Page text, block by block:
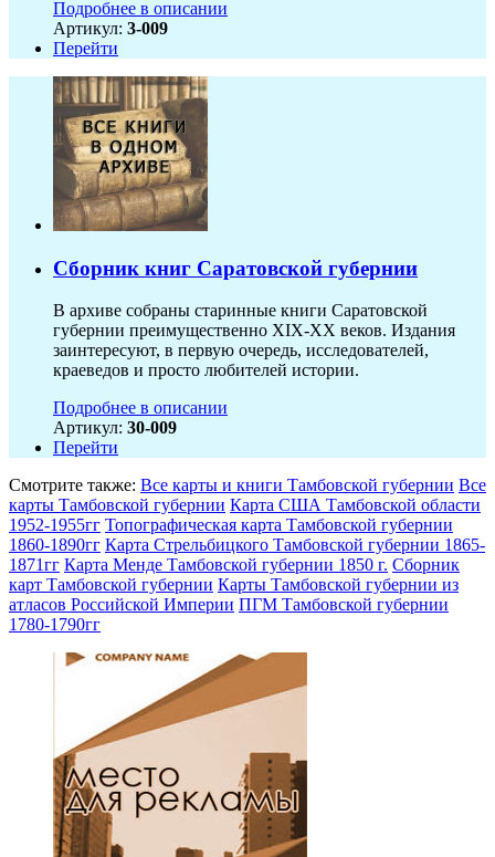
Подробнее в описании
Артикул: 3-009
Перейти
Сборник книг Саратовской губернии
В архиве собраны старинные книги Саратовской
губернии преимущественно XIX-ХХ веков. Издания
заинтересуют, в первую очередь, исследователей,
краеведов и просто любителей истории.
Подробнее в описании
Артикул: 30-009
Перейти
Смотрите также: Все карты и книги Тамбовской губернии Все
карты Тамбовской губернии Карта США Тамбовской области
1952-1955гг Топографическая карта Тамбовской губернии
1860-1890гг Карта Стрельбицкого Тамбовской губернии 1865-
1871гг Карта Менде Тамбовской губернии 1850 г. Сборник
карт Тамбовской губернии Карты Тамбовской губернии из
атласов Российской Империи ПГМ Тамбовской губернии
1780-1790гг